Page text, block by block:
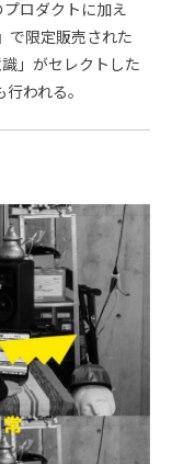
ロダクトに加え
で限定販売された
」がセレクトした
われる。